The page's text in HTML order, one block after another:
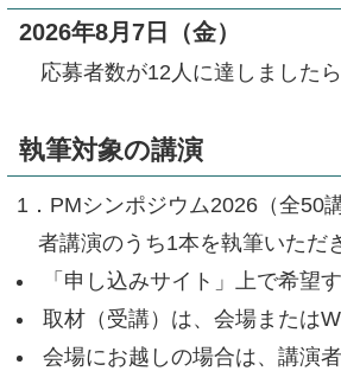
2026年8月7日（金）
応募者数が12人に達しました
執筆対象の講演
1．PMシンポジウム2026（全50
者講演のうち1本を執筆いただ
「申し込みサイト」上で希望
取材（受講）は、会場または
会場にお越しの場合は、講演